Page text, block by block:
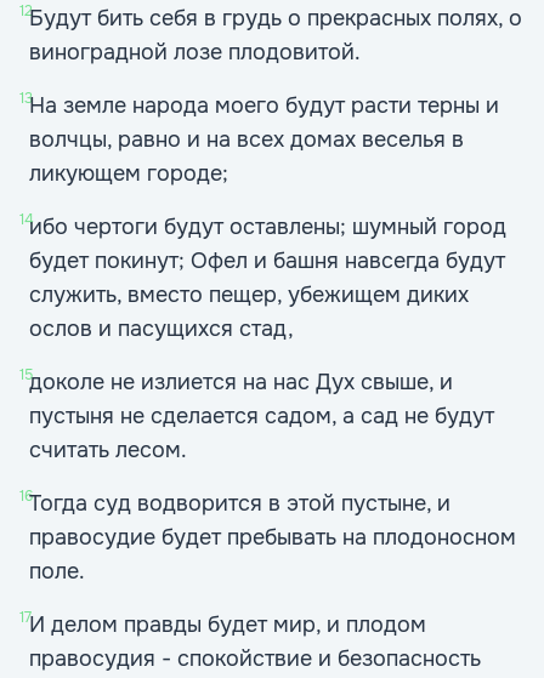
12Будут бить себя в грудь о прекрасных полях, о
виноградной лозе плодовитой.
13На земле народа моего будут расти терны и
волчцы, равно и на всех домах веселья в
ликующем городе;
14ибо чертоги будут оставлены; шумный город
будет покинут; Офел и башня навсегда будут
служить, вместо пещер, убежищем диких
ослов и пасущихся стад,
15доколе не излиется на нас Дух свыше, и
пустыня не сделается садом, а сад не будут
считать лесом.
16Тогда суд водворится в этой пустыне, и
правосудие будет пребывать на плодоносном
поле.
17И делом правды будет мир, и плодом
правосудия - спокойствие и безопасность